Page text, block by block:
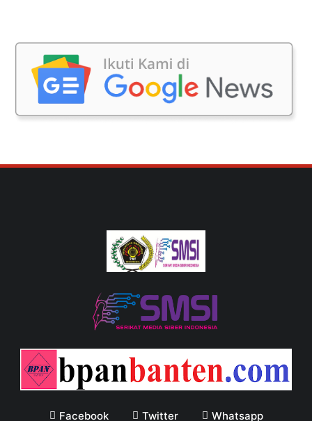
Facebook Twitter Whatsapp